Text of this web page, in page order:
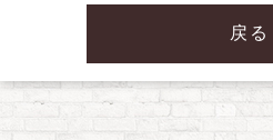
戻る